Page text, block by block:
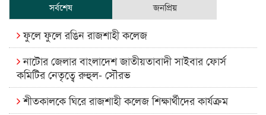
সর্বশেষ জনপ্রিয়
ফুলে ফুলে রঙিন রাজশাহী কলেজ
নাটোর জেলার বাংলাদেশ জাতীয়তাবাদী সাইবার ফোর্স
কমিটির নেতৃত্বে রুহুল- সৌরভ
শীতকালকে ঘিরে রাজশাহী কলেজ শিক্ষার্থীদের কার্যক্রম